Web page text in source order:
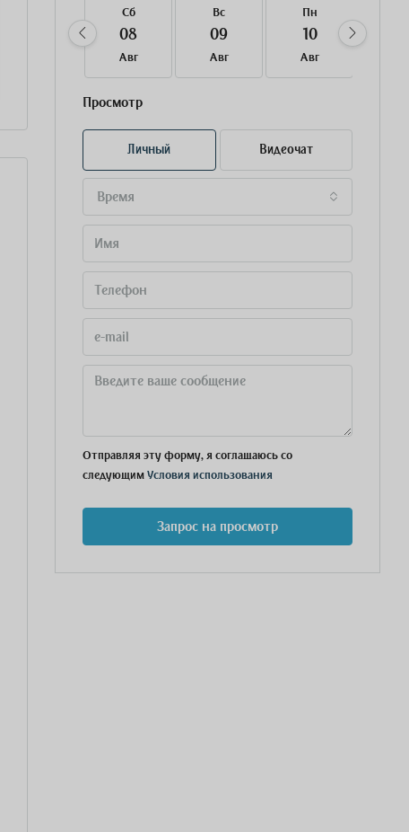
Сб
08
Авг
Вс
09
Авг
Пн
10
Авг
Просмотр
Личный Видеочат
Время
Отправляя эту форму, я соглашаюсь со
следующим Условия использования
Запрос на просмотр